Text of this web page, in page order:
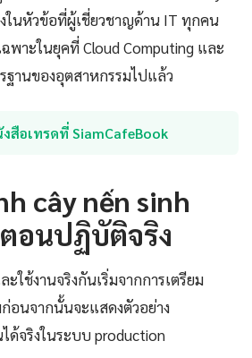
ในหัวข้อที่ผู้เชี่ยวชาญด้าน IT ทุกคน
ฉพาะในยุคที่ Cloud Computing และ
ฐานของอุตสาหกรรมไปแล้ว
สือเทรดที่ SiamCafeBook
cây nến sinh
อนปฏิบัติจริง
ใช้งานจริงกันเริ่มจากการเตรียม
อนจากนั้นจะแสดงตัวอย่าง
ด้จริงในระบบ production